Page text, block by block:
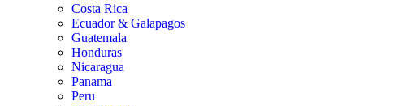
Costa Rica
Ecuador & Galapagos
Guatemala
Honduras
Nicaragua
Panama
Peru